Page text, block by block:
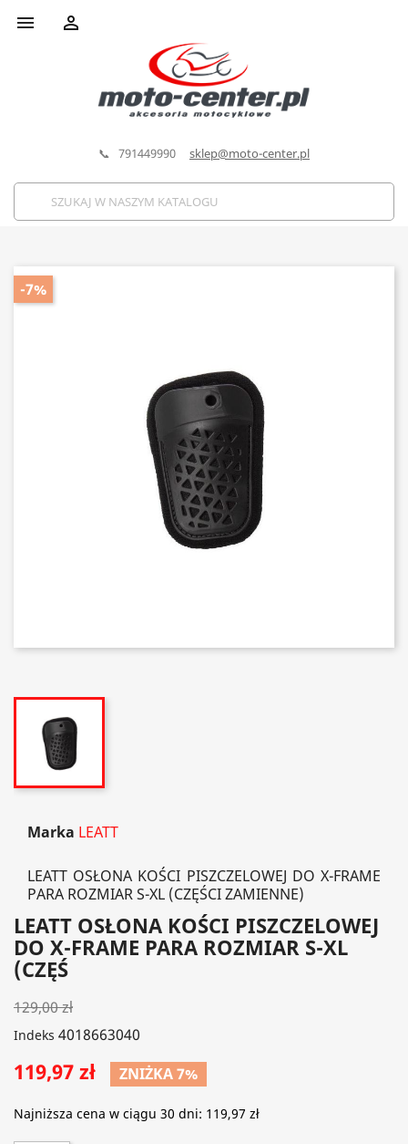
 
📞 791449990 sklep@moto-center.pl
-7%
Marka LEATT
LEATT OSŁONA KOŚCI PISZCZELOWEJ DO X-FRAME
PARA ROZMIAR S-XL (CZĘŚCI ZAMIENNE)
LEATT OSŁONA KOŚCI PISZCZELOWEJ
DO X-FRAME PARA ROZMIAR S-XL
(CZĘŚ
129,00 zł
Indeks 4018663040
119,97 zł ZNIŻKA 7%
Najniższa cena w ciągu 30 dni: 119,97 zł